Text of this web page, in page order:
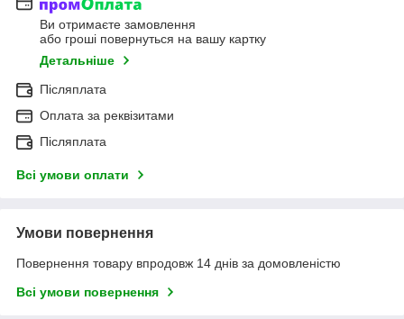
Ви отримаєте замовлення
або гроші повернуться на вашу картку
Детальніше
Післяплата
Оплата за реквізитами
Післяплата
Всі умови оплати
Умови повернення
Повернення товару впродовж 14 днів за домовленістю
Всі умови повернення